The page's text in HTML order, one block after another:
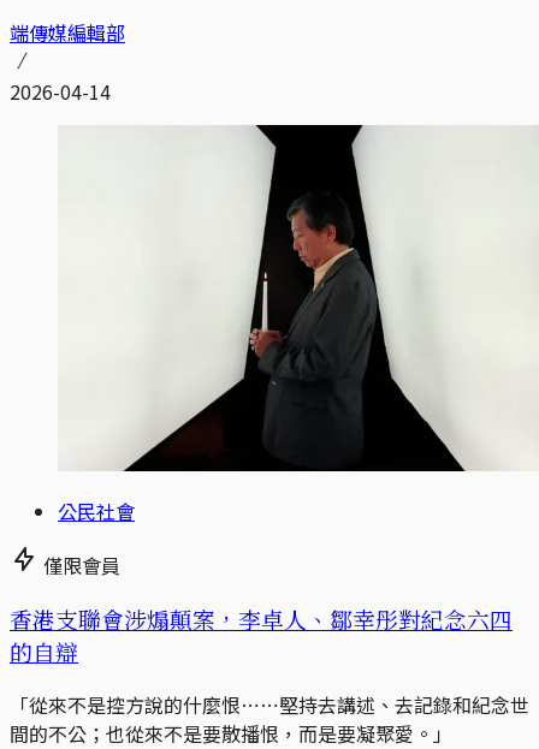
端傳媒編輯部
2026-04-14
公民社會
僅限會員
香港支聯會涉煽顛案，李卓人、鄒幸彤對紀念六四
的自辯
「從來不是控方說的什麼恨⋯⋯堅持去講述、去記錄和紀念世
間的不公；也從來不是要散播恨，而是要凝聚愛。」